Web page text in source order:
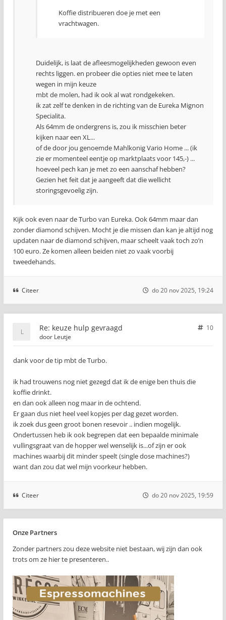
Koffie distribueren doe je met een
vrachtwagen.
Duidelijk, is laat de afleesmogelijkheden gewoon even
rechts liggen. en probeer die opties niet mee te laten
wegen in mijn keuze
mbt de molen, had ik ook al wat rondgekeken.
ik zat zelf te denken in de richting van de Eureka Mignon
Specialita.
Als 64mm de ondergrens is, zou ik misschien beter
kijken naar een XL...
of de door jou genoemde Mahlkonig Vario Home ... (ik
zie er momenteel eentje op marktplaats voor 145,-) ...
hoeveel pech kan je met zo een aanschaf hebben?
Gezien het feit dat je aangeeft dat die wellicht
storingsgevoelig zijn.
Kijk ook even naar de Turbo van Eureka. Ook 64mm maar dan
zonder diamond schijven. Mocht je die missen dan kan je altijd nog
updaten naar de diamond schijven, maar scheelt vaak toch zo’n
100 euro. Ze komen alleen beiden niet zo vaak voorbij
tweedehands.
Citeer do 20 nov 2025, 19:24
Re: keuze hulp gevraagd
10
door Leutje
dank voor de tip mbt de Turbo.
ik had trouwens nog niet gezegd dat ik de enige ben thuis die
koffie drinkt.
en dan ook alleen nog maar in de ochtend.
Er gaan dus niet heel veel kopjes per dag gezet worden.
ik zoek dus geen groot bonen resevoir .. indien mogelijk.
Ondertussen heb ik ook begrepen dat een bepaalde minimale
vullingsgraat van de hopper wel wenselijk is...of zijn er ook
machines waarbij dit minder speelt (single dose machines?)
want dan zou dat wel mijn voorkeur hebben.
Citeer do 20 nov 2025, 19:59
Onze Partners
Zonder partners zou deze website niet bestaan, wij zijn dan ook
trots om ze hier te presenteren..